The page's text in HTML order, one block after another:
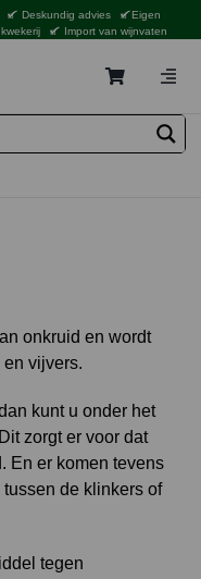
Deskundig advies
Eigen
kwekerij
Import van wijnvaten
onkruid en wordt
vijvers.
kunt u onder het
zorgt er voor dat
En er komen tevens
de klinkers of
tegen